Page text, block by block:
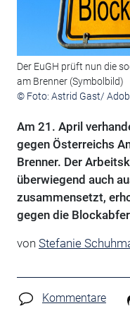
Der EuGH prüft nun die
am Brenner (Symbolbild)
© Foto: Astrid Gast/
Am 21. April
gegen Österreichs
Brenner. Der
überwiegend auch
zusammensetzt,
gegen die
von Stefanie
Kommentare